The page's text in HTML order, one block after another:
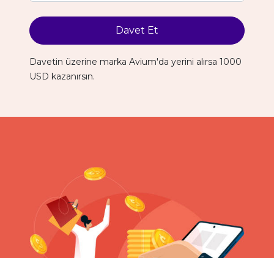
Davet Et
Davetin üzerine marka Avium'da yerini alırsa 1000
USD kazanırsın.